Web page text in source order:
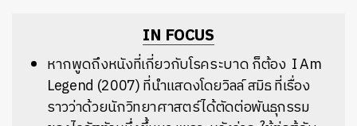
IN FOCUS
หากพูดถึงหนังที่เกี่ยวกับโรคระบาด ก็ต้อง I Am
Legend (2007) ที่นำแสดงโดยวิลล์ สมิธ ที่เรื่อง
ราวว่าด้วยนักวิทยาศาสตร์ได้ตัดต่อพันธุกรรม